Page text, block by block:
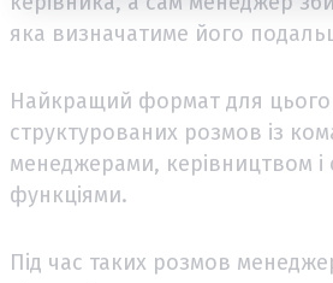
яка визначатиме його
Найкращий формат для цього
структурованих розмов із
менеджерами, керівництвом і
функціями.
Під час таких розмов